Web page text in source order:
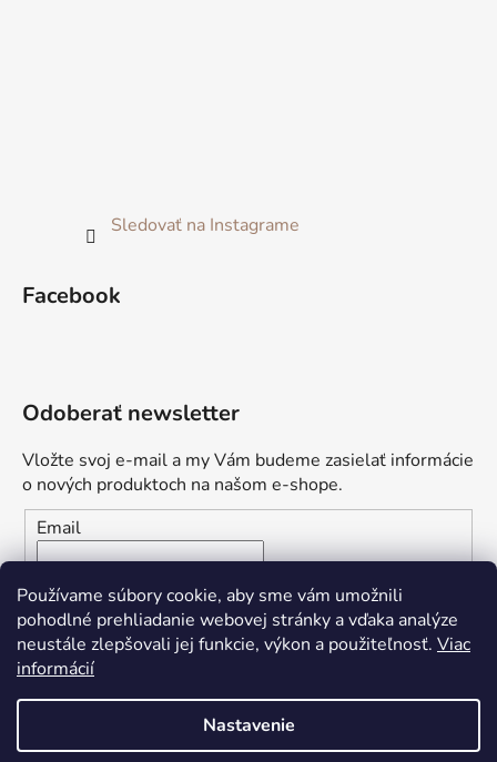
Používame súbory cookie, aby sme vám umožnili
pohodlné prehliadanie webovej stránky a vďaka analýze
neustále zlepšovali jej funkcie, výkon a použiteľnosť. Viac
informácií
Nastavenie
Sledovať na Instagrame
Facebook
Odoberať newsletter
Vložte svoj e-mail a my Vám budeme zasielať informácie
o nových produktoch na našom e-shope.
Email
Vložením e-mailu súhlasíte s
podmienkami ochrany
osobných údajov
PRIHLÁSIŤ SA